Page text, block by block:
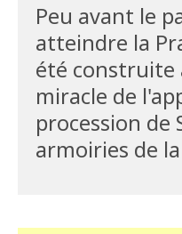
Peu avant le
atteindre la
été construite
miracle de
procession de
armoiries de